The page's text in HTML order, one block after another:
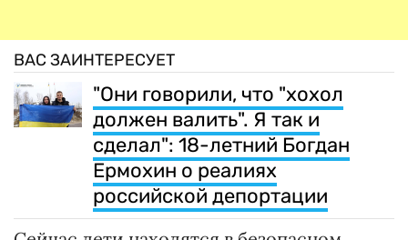
ВАС ЗАИНТЕРЕСУЕТ
"Они говорили, что "хохол
должен валить". Я так и
сделал": 18-летний Богдан
Ермохин о реалиях
российской депортации